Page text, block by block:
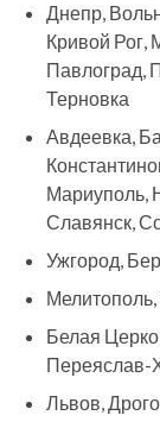
Днепр,
Кривой Рог,
Павлоград,
Терновка
Авдеевка,
Мариуполь,
Славянск,
Ужгород,
Мелитополь,
Белая
Переяслав-
Львов,